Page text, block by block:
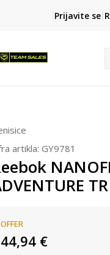
Prijavite se
artikla: GY9781
TR
OFFER
44,94 €